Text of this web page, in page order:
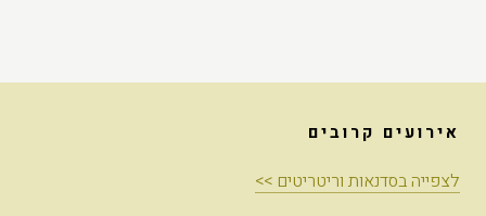
אירועים קרובים
לצפייה בסדנאות וריטריטים >>